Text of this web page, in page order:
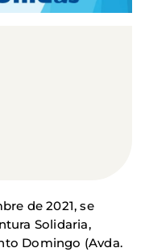
de 2021, se
Solidaria,
Domingo (Avda.